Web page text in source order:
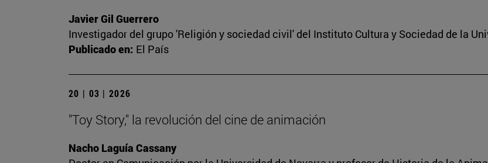
Javier Gil Guerrero
Investigador del grupo 'Religión y sociedad civil' del Instituto Cultura y Sociedad de la
Publicado en: El País
20 | 03 | 2026
"Toy Story," la revolución del cine de animación
Nacho Laguía Cassany